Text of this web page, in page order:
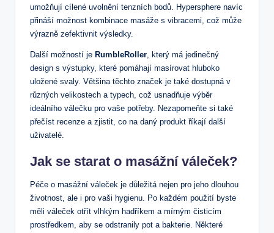
umožňují cílené uvolnění tenzních bodů. Hypersphere navíc
přináší možnost kombinace masáže s vibracemi, což může
výrazně zefektivnit výsledky.
Další možností je RumbleRoller, který má jedinečný
design s výstupky, které pomáhají masírovat hluboko
uložené svaly. Většina těchto značek je také dostupná v
různých velikostech a typech, což usnadňuje výběr
ideálního válečku pro vaše potřeby. Nezapomeňte si také
přečíst recenze a zjistit, co na daný produkt říkají další
uživatelé.
Jak se starat o masážní váleček?
Péče o masážní váleček je důležitá nejen pro jeho dlouhou
životnost, ale i pro vaši hygienu. Po každém použití byste
měli váleček otřít vlhkým hadříkem a mírným čisticím
prostředkem, aby se odstranily pot a bakterie. Některé